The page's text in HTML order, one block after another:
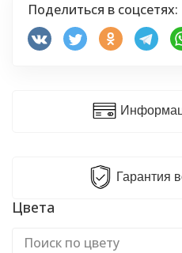
Поделиться в соцсетях:
Гарантия
Цвета